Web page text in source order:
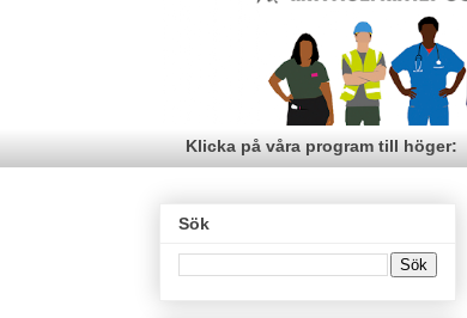
Klicka på våra program till höger:
Sök